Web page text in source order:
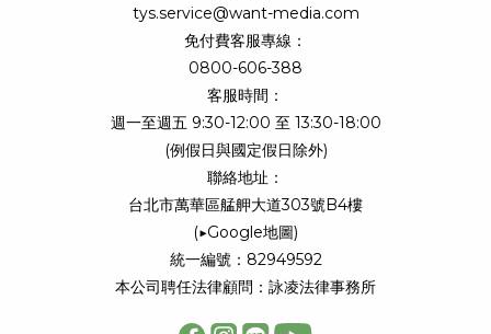
tys.service@want-media.com
免付費客服專線：
0800-606-388
客服時間：
週一至週五 9:30-12:00 至 13:30-18:00
(例假日與國定假日除外)
聯絡地址：
台北市萬華區艋舺大道303號B4樓
(▶Google地圖)
統一編號：82949592
本公司聘任法律顧問：詠凌法律事務所